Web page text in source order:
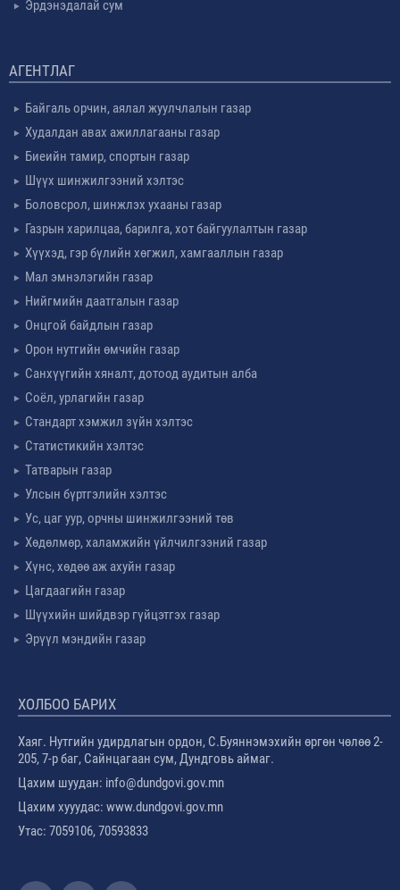
Эрдэнэдалай сум
АГЕНТЛАГ
Байгаль орчин, аялал жуулчлалын газар
Худалдан авах ажиллагааны газар
Биеийн тамир, спортын газар
Шүүх шинжилгээний хэлтэс
Боловсрол, шинжлэх ухааны газар
Газрын харилцаа, барилга, хот байгуулалтын газар
Хүүхэд, гэр бүлийн хөгжил, хамгааллын газар
Мал эмнэлэгийн газар
Нийгмийн даатгалын газар
Онцгой байдлын газар
Орон нутгийн өмчийн газар
Санхүүгийн хяналт, дотоод аудитын алба
Соёл, урлагийн газар
Стандарт хэмжил зүйн хэлтэс
Статистикийн хэлтэс
Татварын газар
Улсын бүртгэлийн хэлтэс
Ус, цаг уур, орчны шинжилгээний төв
Хөдөлмөр, халамжийн үйлчилгээний газар
Хүнс, хөдөө аж ахуйн газар
Цагдаагийн газар
Шүүхийн шийдвэр гүйцэтгэх газар
Эрүүл мэндийн газар
ХОЛБОО БАРИХ
Хаяг. Нутгийн удирдлагын ордон, С.Буяннэмэхийн өргөн чөлөө 2-
205, 7-р баг, Сайнцагаан сум, Дундговь аймаг.
Цахим шуудан: info@dundgovi.gov.mn
Цахим хууудас: www.dundgovi.gov.mn
Утас: 7059106, 70593833